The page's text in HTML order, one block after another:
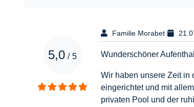
5,0 / 5
Familie Morabet
Wunderschöner
Wir haben unsere Zeit in
eingerichtet und mit
privaten Pool und der